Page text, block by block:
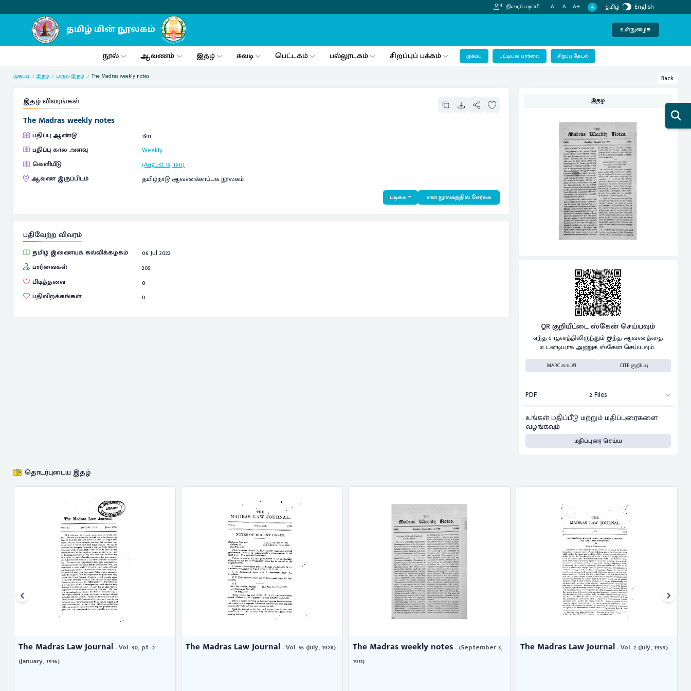
திரைப்படிப்பி A- A A+ A தமிழ் English
உள்நுழைக
நூல் ஆவணம் இதழ் சுவடி பெட்டகம் பல்லூடகம் சிறப்புப் பக்கம் முகப்பு பட்டியல் பார்வை சிறப்பு தேடல்
முகப்பு இதழ் பருவ இதழ் The Madras weekly notes Back
இதழ் விவரங்கள்
The Madras weekly notes
பதிப்பு ஆண்டு
1911
பதிப்பு கால அளவு
Weekly
வெளியீடு
(August 13, 1911)
ஆவண இருப்பிடம்
தமிழ்நாடு ஆவணக்காப்பக நூலகம்
படிக்க என் நூலகத்தில் சேர்க்க
பதிவேற்ற விவரம்
தமிழ் இணையக் கல்விக்கழகம்
06 Jul 2022
பார்வைகள்
205
பிடித்தவை
0
பதிவிறக்கங்கள்
0
இதழ்
QR குறியீட்டை ஸ்கேன் செய்யவும்
எந்த சாதனத்திலிருந்தும் இந்த ஆவணத்தை
உடனடியாக அணுக ஸ்கேன் செய்யவும்..
MARC காட்சி CITE குறிப்பு
PDF 2 Files
உங்கள் மதிப்பீடு மற்றும் மதிப்புரைகளை
வழங்கவும்
மதிப்புரை செய்ய
தொடர்புடைய இதழ்
The Madras Law Journal- Vol. 55 (July, 1928) The Madras weekly notes- (September 3,
The Madras Law Journal- Vol. 2 (July, 1959) The Madras Monthly Journal of ...- Vol.